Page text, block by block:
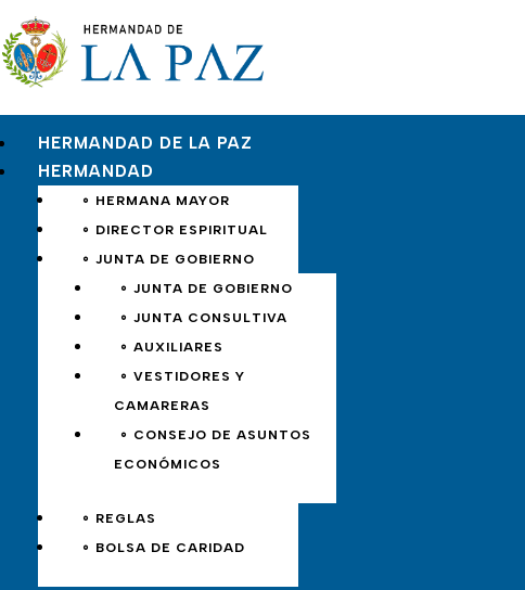
HERMANDAD DE LA PAZ
HERMANDAD
∘ HERMANA MAYOR
∘ DIRECTOR ESPIRITUAL
∘ JUNTA DE GOBIERNO
∘ JUNTA DE GOBIERNO
∘ JUNTA CONSULTIVA
∘ AUXILIARES
∘ VESTIDORES Y
CAMARERAS
∘ CONSEJO DE ASUNTOS
ECONÓMICOS
∘ REGLAS
∘ BOLSA DE CARIDAD